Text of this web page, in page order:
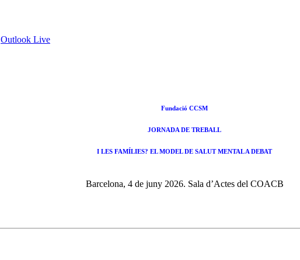
Outlook Live
Fundació CCSM
JORNADA DE TREBALL
I LES FAMÍLIES? EL MODEL DE SALUT MENTAL A DEBAT
Barcelona, 4 de juny 2026. Sala d’Actes del COACB